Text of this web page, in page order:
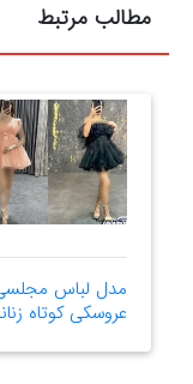
مطالب مرتبط
مدل لباس
عروسکی کوتاه